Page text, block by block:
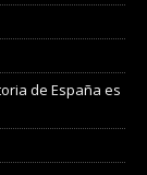
de España es